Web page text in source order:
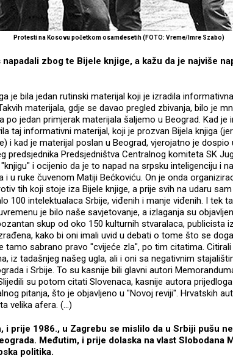
Protesti na Kosovu početkom osamdesetih (FOTO: Vreme/Imre Szabo)
napadali zbog te Bijele knjige, a kažu da je najviše
je bila jedan rutinski materijal koji je izradila
materijala, gdje se davao pregled zbivanja, bilo je
po jedan primjerak materijala šaljemo u Beograd. Kad je
taj informativni materijal, koji je prozvan Bijela knjiga
i kad je materijal poslan u Beograd, vjerojatno je dospio
predsjednika Predsjedništva Centralnog komiteta SK
i ocijenio da je to napad na srpsku inteligenciju i
i u ruke čuvenom Matiji Bećkoviću. On je onda
tih koji stoje iza Bijele knjige, a prije svih na udaru
100 intelektualaca Srbije, viđenih i manje viđenih. I tek
je bilo naše savjetovanje, a izlaganja su
skup od oko 150 kulturnih stvaralaca, publicista
kako bi oni imali uvid u debati o tome što se
tamo sabrano pravo "cvijeće zla", po tim citatima.
iz tadašnjeg našeg ugla, ali i oni sa negativnim
i Srbije. To su kasnije bili glavni autori
su potom citati Slovenaca, kasnije autora
pitanja, što je objavljeno u "Novoj reviji". Hrvatskih
velika afera. (...)
i prije 1986., u Zagrebu se mislilo da u Srbiji pušu
Međutim, i prije dolaska na vlast Slobodana
politika.